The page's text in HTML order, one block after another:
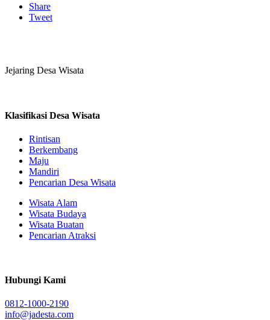
Share
Tweet
Jejaring Desa Wisata
Klasifikasi Desa Wisata
Rintisan
Berkembang
Maju
Mandiri
Pencarian Desa Wisata
Wisata Alam
Wisata Budaya
Wisata Buatan
Pencarian Atraksi
Hubungi Kami
0812-1000-2190
info@jadesta.com